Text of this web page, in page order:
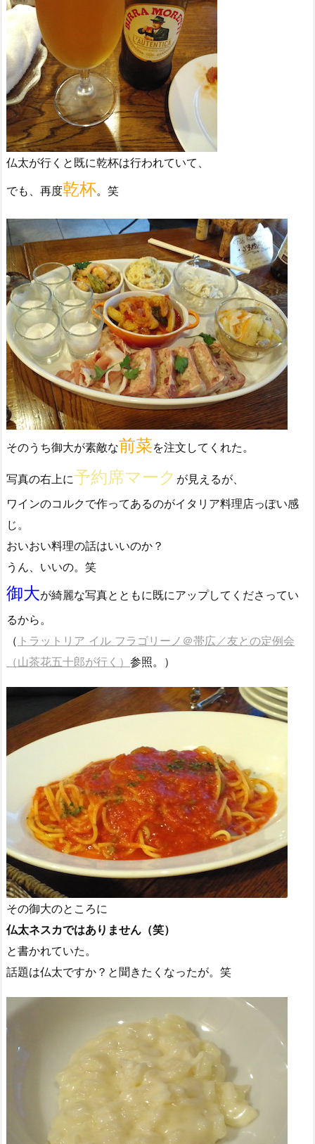
仏太が行くと既に乾杯は行われていて、
でも、再度乾杯。笑
そのうち御大が素敵な前菜を注文してくれた。
写真の右上に予約席マーク が見えるが、
ワインのコルクで作ってあるのがイタリア料理店っぽい感
じ。
おいおい料理の話はいいのか？
うん、いいの。笑
御大が綺麗な写真とともに既にアップしてくださってい
るから。
（ トラットリア イル フラゴリーノ＠帯広／友との定例会
（山茶花五十郎が行く） 参照。）
その御大のところに
仏太ネスカではありません（笑）
と書かれていた。
話題は仏太ですか？と聞きたくなったが。笑